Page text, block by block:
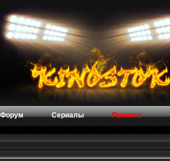
Форум Сериалы Правила